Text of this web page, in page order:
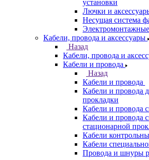
установки
Лючки и
Несущая система
Кабели, провода и аксессуары
Назад
Кабели, провода и
Кабели и провода
Назад
Кабели и провода
Кабели и провода
прокладки
Кабели и провода
Кабели и провода
стационарной
Кабели
Кабели
Провода и шнуры